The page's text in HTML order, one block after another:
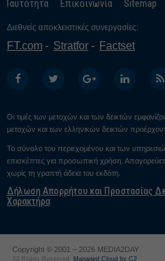
Ταυτότητα Επικοινωνία Sitemap
Διεθνείς αποκλειστικές συνεργασίες:
FT.com Stratfor Factset
Οι τιμές των μετοχών και των δεικτών
μετοχών και των ελληνικών δεικτών
Το σύνολο του περιεχομένου και των
επισκέπτες για προσωπική χρήση.
χωρίς τη γραπτή άδεια του εκδότη.
Δήλωση Απορρήτου και Προστασίας
Χαρακτήρα
Copyright © 2001 – 2026 MEDIA2DAY
All Rights Reserved. Managed Cloud by C2